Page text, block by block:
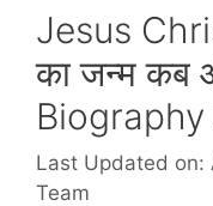
Jesus
का जन्म कब
Last Updated on:
Team